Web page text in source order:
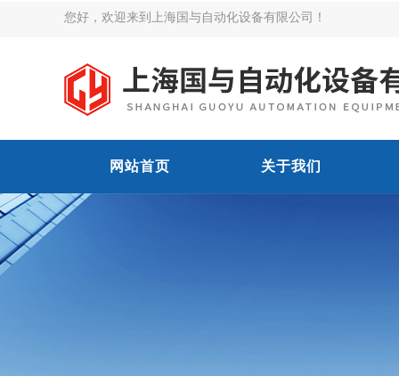
您好，欢迎来到上海国与自动化设备有限公司！
网站首页 关于我们